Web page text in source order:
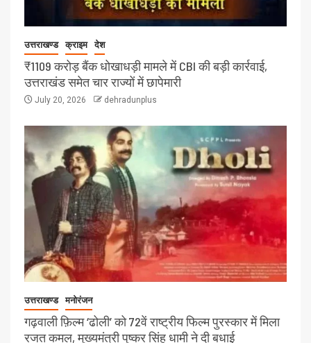
उत्तराखण्ड क्राइम देश
₹1109 करोड़ बैंक धोखाधड़ी मामले में CBI की बड़ी कार्रवाई,
उत्तराखंड समेत चार राज्यों में छापेमारी
July 20, 2026 dehradunplus
उत्तराखण्ड मनोरंजन
गढ़वाली फ़िल्म ‘ढोली’ को 72वें राष्ट्रीय फिल्म पुरस्कार में मिला
रजत कमल, मुख्यमंत्री पुष्कर सिंह धामी ने दी बधाई